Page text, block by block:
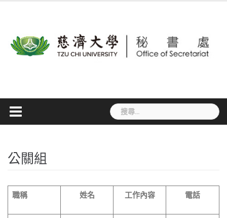
搜
尋
公關組
職稱 姓名 工作內容 電話